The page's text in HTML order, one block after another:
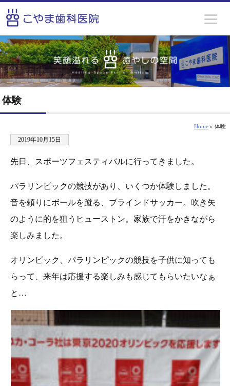
体験
Home » 体験
2019年10月15日
先日、スポーツフェスティバルに行ってきました。
パラリンピックの競技があり、いくつか体験しました。
音を頼りにボールを蹴る、ブラインドサッカー。吹き矢
のように的を狙うヒューストン。家族で汗をかきながら
楽しみました。
オリンピック、パラリンピックの競技を子供に知っても
らって、来年は応援する楽しみも感じてもらいたいなぁ
と…